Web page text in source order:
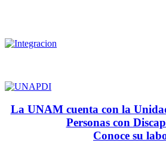
La UNAM cuenta con la
Personas con
Conoce su